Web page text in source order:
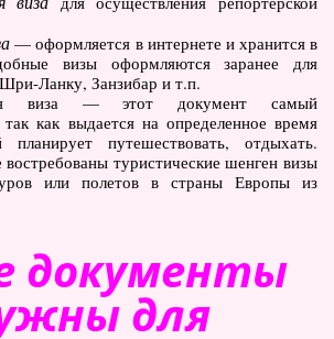
— оформляется в интернете и хранится в
визы оформляются заранее для
Ланку, Занзибар и т.п.
виза — этот документ самый
как выдается на определенное время
планирует путешествовать, отдыхать.
туристические шенген визы
или полетов в страны Европы из
документы
для